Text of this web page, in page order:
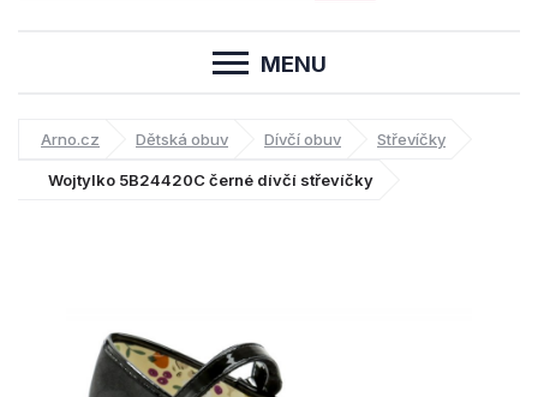
MENU
Arno.cz Dětská obuv Dívčí obuv Střevíčky
Wojtylko 5B24420C černé dívčí střevíčky